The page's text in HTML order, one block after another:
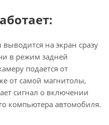
на экран сразу
в режим задней
подается от
от самой магнитолы,
сигнал о включении
компьютера автомобиля.